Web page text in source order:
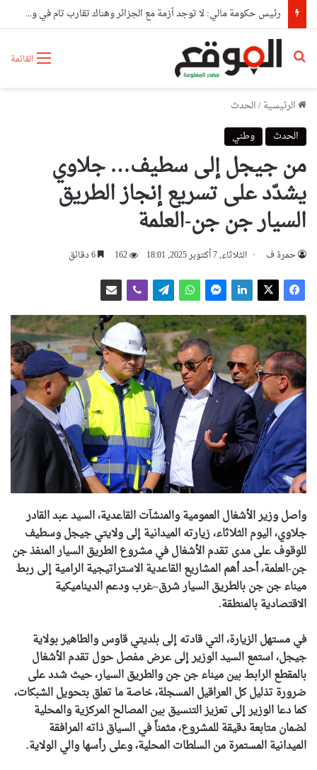
رئيس حكومة مالي: لا توجد أزمة مع الجزائر وهناك تقارب تام في وجهات النظر مع الرئيس تبون
القائمة بحث عن
الرئيسية/الحدث
الحدث
وطني
من جيجل إلى سطيف… جلاوي
يشدّد على تسريع إنجاز الطريق
السيار جن جن-العلمة
حمرة ف الثلاثاء, 7 أكتوبر 2025, 18:01 162
واصل وزير الأشغال العمومية والمنشآت القاعدية، السيد عبد القادر
جلاوي، اليوم الثلاثاء، زيارته الميدانية إلى ولايتي جيجل وسطيف
للوقوف على مدى تقدم الأشغال في مشروع الطريق السيار المنفذ جن
جن-العلمة، أحد أهم المشاريع القاعدية الاستراتيجية الرامية إلى ربط
ميناء جن جن بالطريق السيار شرق–غرب ودعم الديناميكية
الاقتصادية بالمنطقة.
في مستهل الزيارة، التي قادته إلى بلديتي قاوس والطاهير بولاية
جيجل، استمع السيد الوزير إلى عرض مفصل حول تقدم الأشغال
بالمقطع الرابط بين ميناء جن جن والطريق السيار، حيث شدد على
ضرورة تذليل كل العراقيل المسجلة، خاصة ما تعلق بتحويل الشبكات،
كما دعا الوزير إلى تعزيز التنسيق بين المصالح المركزية والمحلية
لضمان متابعة دقيقة للمشروع، مثمناً في السياق ذاته المرافقة
الميدانية المستمرة من السلطات المحلية، وعلى رأسها والي الولاية.